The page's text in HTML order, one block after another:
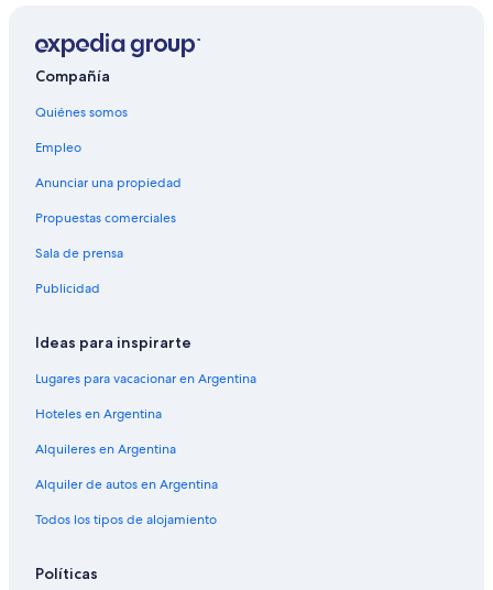
Compañía
Quiénes somos
Empleo
Anunciar una propiedad
Propuestas comerciales
Sala de prensa
Publicidad
Ideas para inspirarte
Lugares para vacacionar en Argentina
Hoteles en Argentina
Alquileres en Argentina
Alquiler de autos en Argentina
Todos los tipos de alojamiento
Políticas